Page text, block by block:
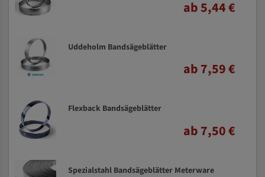
ab 5,44 €
Uddeholm Bandsägeblätter
ab 7,59 €
Flexback Bandsägeblätter
ab 7,50 €
Spezialstahl Bandsägeblätter Meterware